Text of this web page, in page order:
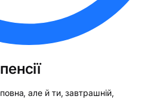
але й ти, завтрашній,